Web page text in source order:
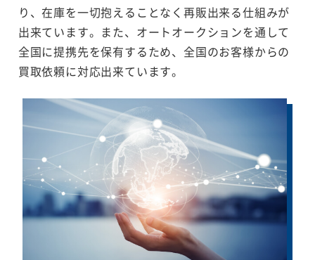
り、在庫を一切抱えることなく再販出来る仕組みが
出来ています。また、オートオークションを通して
全国に提携先を保有するため、全国のお客様からの
買取依頼に対応出来ています。